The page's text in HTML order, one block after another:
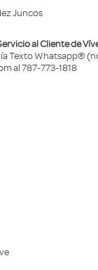
Juncos
al Cliente de
Texto Whatsapp®
al 787-773-1818